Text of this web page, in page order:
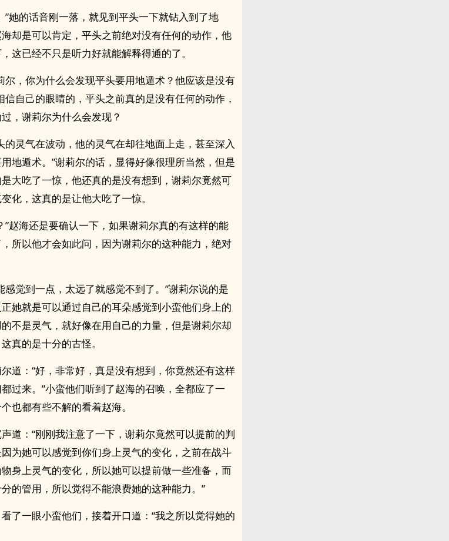
”她的话音刚一落，就见到平头一下就钻入到了地
却是可以肯定，平头之前绝对没有任何的动作，他
这已经不只是听力好就能解释得通的了。
尔，你为什么会发现平头要用地遁术？他应该是没有
自己的眼睛的，平头之前真的是没有任何的动作，
，谢莉尔为什么会发现？
的灵气在波动，他的灵气在却往地面上走，甚至深入
地遁术。”谢莉尔的话，显得好像很理所当然，但是
大吃了一惊，他还真的是没有想到，谢莉尔竟然可
化，这真的是让他大吃了一惊。
”赵海还是要确认一下，如果谢莉尔真的有这样的能
所以他才会如此问，因为谢莉尔的这种能力，绝对
感觉到一点，太远了就感觉不到了。”谢莉尔说的是
她就是可以通过自己的耳朵感觉到小蛮他们身上的
不是灵气，就好像在用自己的力量，但是谢莉尔却
真的是十分的古怪。
道：“好，非常好，真是没有想到，你竟然还有这样
过来。”小蛮他们听到了赵海的召唤，全都应了一
也都有些不解的看着赵海。
道：“刚刚我注意了一下，谢莉尔竟然可以提前的判
为她可以感觉到你们身上灵气的变化，之前在战斗
身上灵气的变化，所以她可以提前做一些准备，而
的管用，所以觉得不能浪费她的这种能力。”
了一眼小蛮他们，接着开口道：“我之所以觉得她的